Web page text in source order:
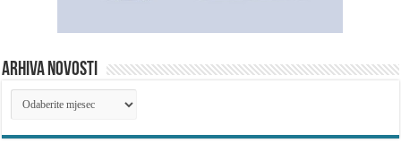
ARHIVA NOVOSTI
ARHIVA
NOVOSTI